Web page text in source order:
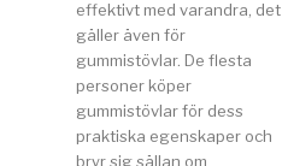
effektivt med varandra, det
gäller även för
gummistövlar. De flesta
personer köper
gummistövlar för dess
praktiska egenskaper och
bryr sig sällan om